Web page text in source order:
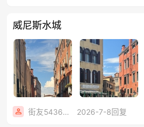
威尼斯水城
街友54369822 2026-7-8回复